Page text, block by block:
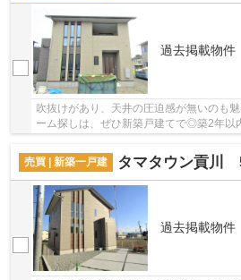
過去掲載物件
吹抜けがあり、天井の圧迫感が無いのも
ーム探しは、ぜひ新築戸建てで◎築2年以
売買 | 新築一戸建
タマタウン貢川
過去掲載物件